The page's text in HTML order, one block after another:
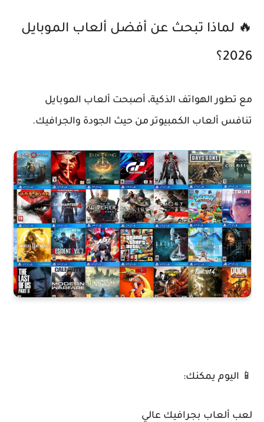
🔥 لماذا تبحث عن أفضل ألعاب الموبايل
2026؟
مع تطور الهواتف الذكية، أصبحت ألعاب الموبايل
تنافس ألعاب الكمبيوتر من حيث الجودة والجرافيك.
📱 اليوم يمكنك:
لعب ألعاب بجرافيك عالي